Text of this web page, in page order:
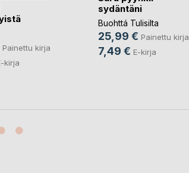
Painettu kirja
kirja
sydäntäni
Buohttá Tulisilta
25,99 € Painettu kirja
7,49 € E-kirja